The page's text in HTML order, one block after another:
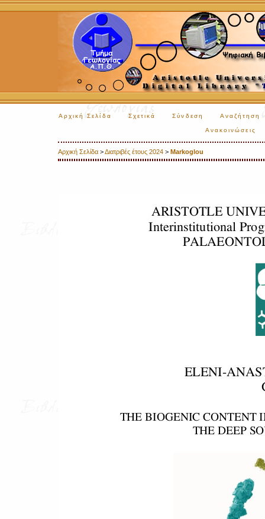
Αρχική Σελίδα Σχετικά Σύνδεση Αναζήτηση
Ανακοινώσεις
Αρχική Σελίδα >Διατριβές έτους 2024 > Markoglou